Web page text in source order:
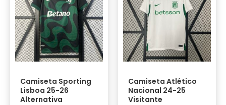
Camiseta Sporting
Lisboa 25-26
Alternativa
Camiseta Atlético
Nacional 24-25
Visitante